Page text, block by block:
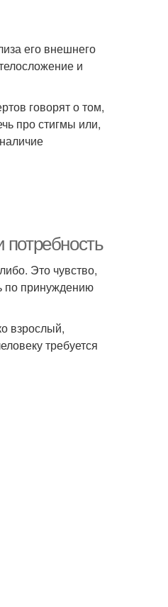
его внешнего
и
говорят о том,
про стигмы или,
потребность
Это чувство,
по принуждению
взрослый,
требуется